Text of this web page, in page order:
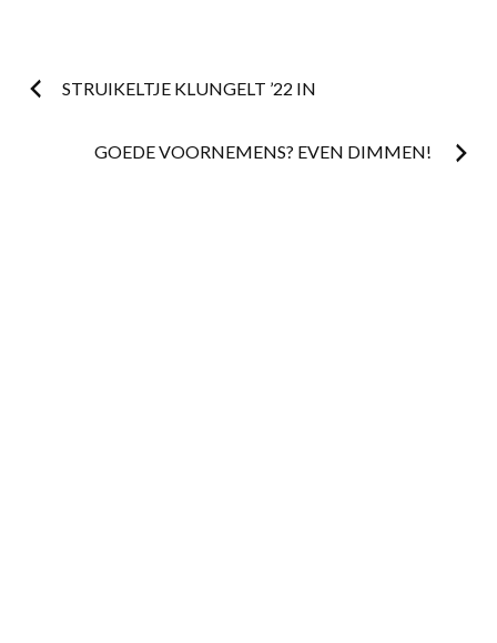
Post
navigation
STRUIKELTJE KLUNGELT ’22 IN
GOEDE VOORNEMENS? EVEN DIMMEN!